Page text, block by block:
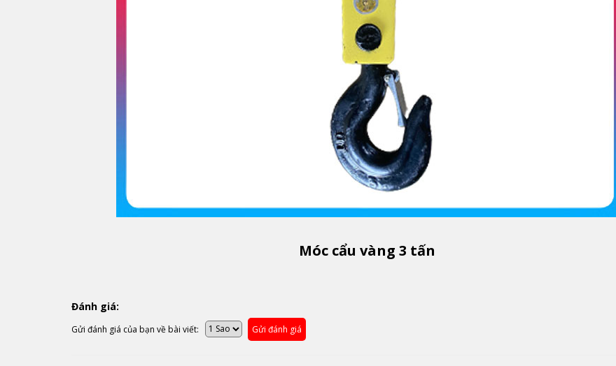
Móc cẩu vàng 3 tấn
Đánh giá:
Gửi đánh giá của bạn về bài viết: Gửi đánh giá